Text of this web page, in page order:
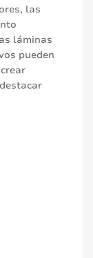
las
láminas
pueden